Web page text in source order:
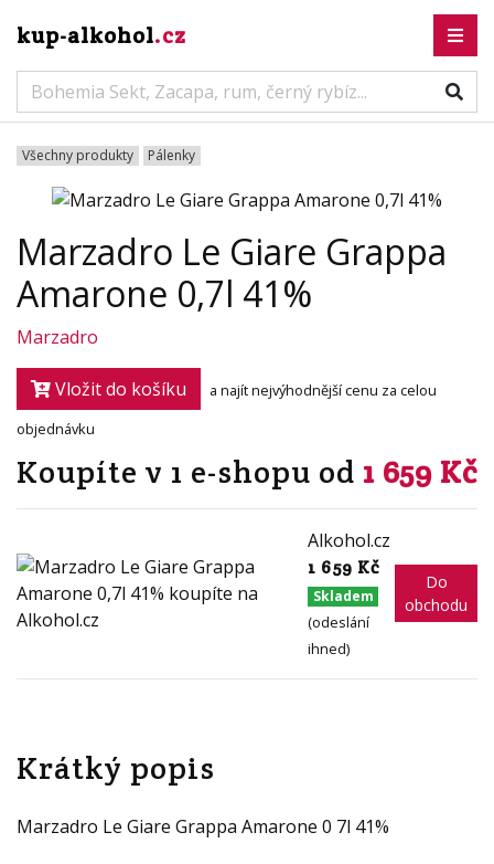
kup-alkohol.cz
Všechny produkty Pálenky
Marzadro Le Giare Grappa
Amarone 0,7l 41%
Marzadro
Vložit do košíku
a najít nejvýhodnější cenu za celou
objednávku
Koupíte v 1 e-shopu od 1 659 Kč
Alkohol.cz
1 659 Kč
Skladem
(odeslání
ihned)
Do
obchodu
Krátký popis
Marzadro Le Giare Grappa Amarone 0 7l 41%